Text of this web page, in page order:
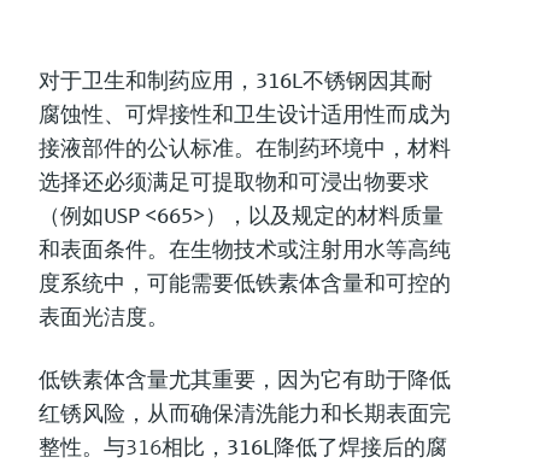
对于卫生和制药应用， 316L不锈钢因其耐
腐蚀性、可焊接性和卫生设计适用性而成为
接液部件的公认标准。在制药环境中，材料
选择还必须满足可提取物和可浸出物要求
（例如USP <665>）
，以及规定的材料质量
和表面条件。在生物技术或注射用水等高纯
度系统中，可能需要低铁素体含量和可控的
表面光洁度。
低铁素体含量尤其重要，因为它有助于降低
红锈风险 ，从而确保清洗能力和长期表面完
整性。与316相比， 316L降低了焊接后的腐